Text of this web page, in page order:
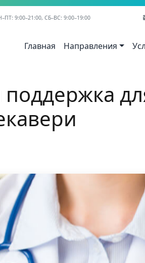
9:00–21:00, СБ–ВС: 9:00–19:00
Главная Направления